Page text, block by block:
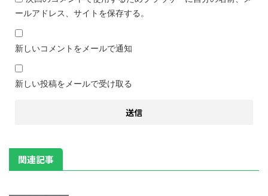
ールアドレス、サイトを保存する。
新しいコメントをメールで通知
新しい投稿をメールで受け取る
関連記事